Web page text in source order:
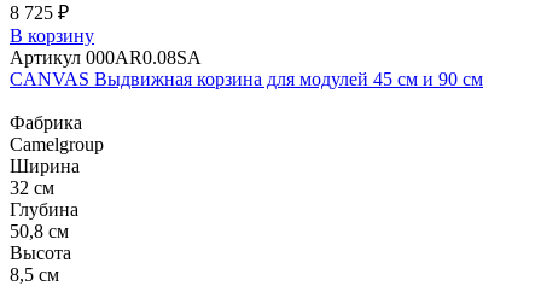
8 725 ₽
В корзину
Артикул 000AR0.08SA
CANVAS Выдвижная корзина для модулей 45 см и 90 см
Фабрика
Camelgroup
Ширина
32 см
Глубина
50,8 см
Высота
8,5 см